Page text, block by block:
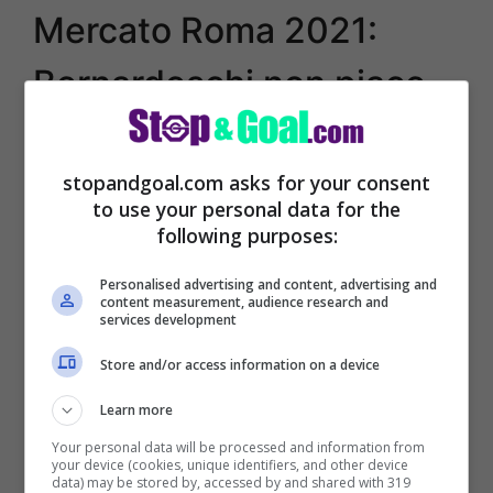
Mercato Roma 2021:
Bernardeschi non piace,
Milik ancora sul mercato
Come detto Arek Milik potrebbe arrivare a
Torino in anticipo grazie al cartellino di
Federico Bernardeschi anche se gli
azzurri nicchiano.
La crisi economica causata dal covid
continua a penalizzare fortemente il club
di Serie A e potrebbe incidere anche sul
stopandgoal.com asks for your consent
to use your personal data for the
following purposes:
Personalised advertising and content, advertising and
content measurement, audience research and
services development
Store and/or access information on a device
Learn more
Your personal data will be processed and information from
your device (cookies, unique identifiers, and other device
data) may be stored by, accessed by and shared with 319